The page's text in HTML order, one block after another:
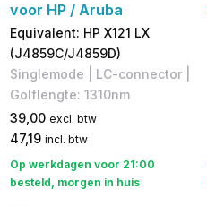
voor HP / Aruba
Equivalent: HP X121 LX
(J4859C/J4859D)
Singlemode | LC-connector |
Golflengte: 1310nm
39,00 excl. btw
47,19 incl. btw
Op werkdagen voor 21:00
besteld, morgen in huis